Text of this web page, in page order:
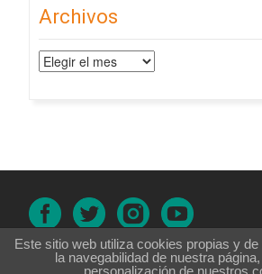
Archivos
Archivos
Aviso legal|Política de cookies |Política de
Este sitio web utiliza cookies propias y
la navegabilidad de nuestra
personalización de nuestros